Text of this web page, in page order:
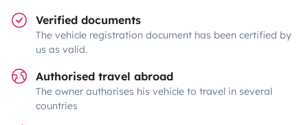
Verified documents
The vehicle registration document has been certified by
us as valid.
Authorised travel abroad
The owner authorises his vehicle to travel in several
countries